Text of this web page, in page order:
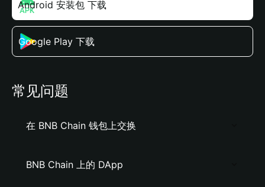
Android 安装包 下载
Google Play 下载
常见问题
在 BNB Chain 钱包上交换
BNB Chain 上的 DApp